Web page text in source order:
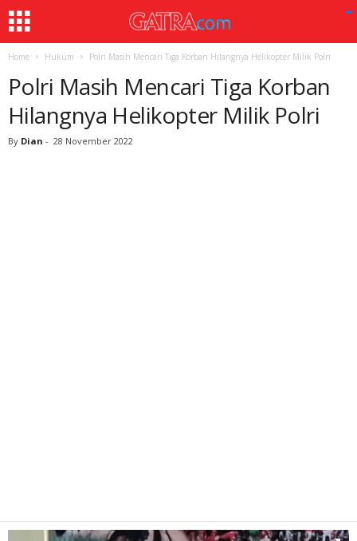
Home Hukum Polri Masih Mencari Tiga Korban Hilangnya Helikopter Milik Polri
Polri Masih Mencari Tiga Korban
Hilangnya Helikopter Milik Polri
By Dian - 28 November 2022